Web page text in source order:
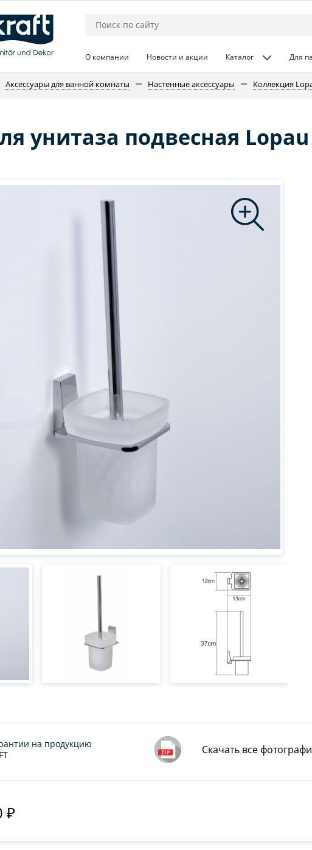
О компании Новости и акции Каталог Для
Аксессуары для ванной комнаты Настенные аксессуары Коллекция
унитаза подвесная Lopau
Скачать все
на продукцию
₽